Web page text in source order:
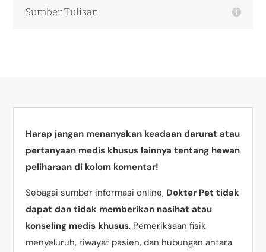
Sumber Tulisan
Harap jangan menanyakan keadaan darurat atau
pertanyaan medis khusus lainnya tentang hewan
peliharaan di kolom komentar!
Sebagai sumber informasi online, Dokter Pet tidak
dapat dan tidak memberikan nasihat atau
konseling medis khusus. Pemeriksaan fisik
menyeluruh, riwayat pasien, dan hubungan antara